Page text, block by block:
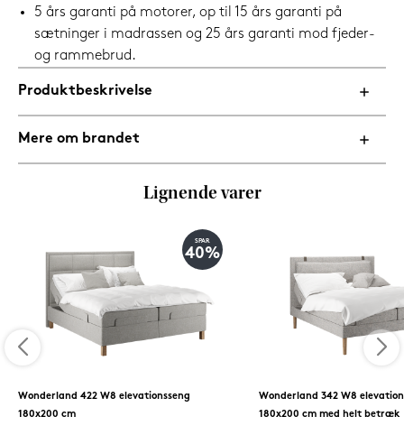
5 års garanti på motorer, op til 15 års garanti på
sætninger i madrassen og 25 års garanti mod fjeder-
og rammebrud.
Produktbeskrivelse
Mere om brandet
Lignende varer
SPAR
40%
Wonderland 422 W8 elevationsseng
180x200 cm
Wonderland 342 W8
180x200 cm med helt betræk